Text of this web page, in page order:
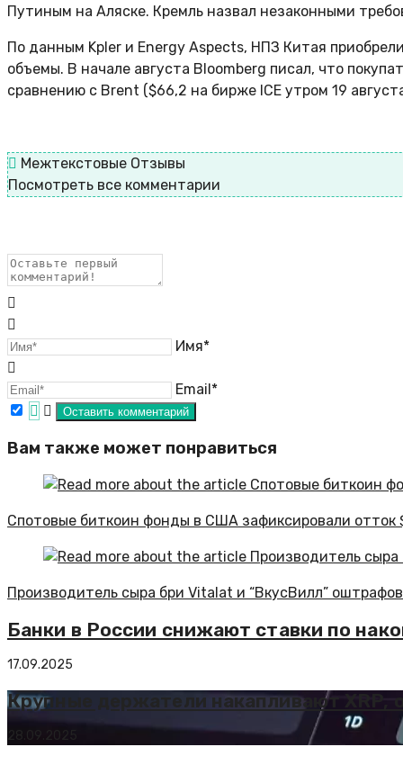
Путиным на Аляске. Кремль назвал незаконными
По данным Kpler и Energy Aspects, НПЗ Китая
объемы. В начале августа Bloomberg писал, что
сравнению с Brent ($66,2 на бирже ICE утром 19
Межтекстовые Отзывы
Посмотреть все комментарии
Имя*
Email*
Вам также может понравиться
Спотовые биткоин фонды в США зафиксировали отток
Производитель сыра бри Vitalat и “ВкусВилл”
Банки в России снижают ставки по
17.09.2025
Крупные держатели накапливают XRP,
28.09.2025